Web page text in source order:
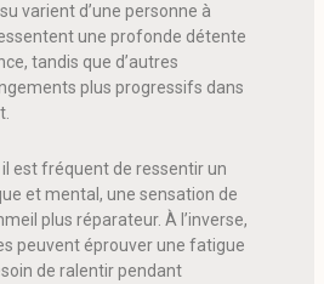
varient d’une personne à
une profonde détente
tandis que d’autres
plus progressifs dans
est fréquent de ressentir un
et mental, une sensation de
plus réparateur. À l’inverse,
peuvent éprouver une fatigue
de ralentir pendant